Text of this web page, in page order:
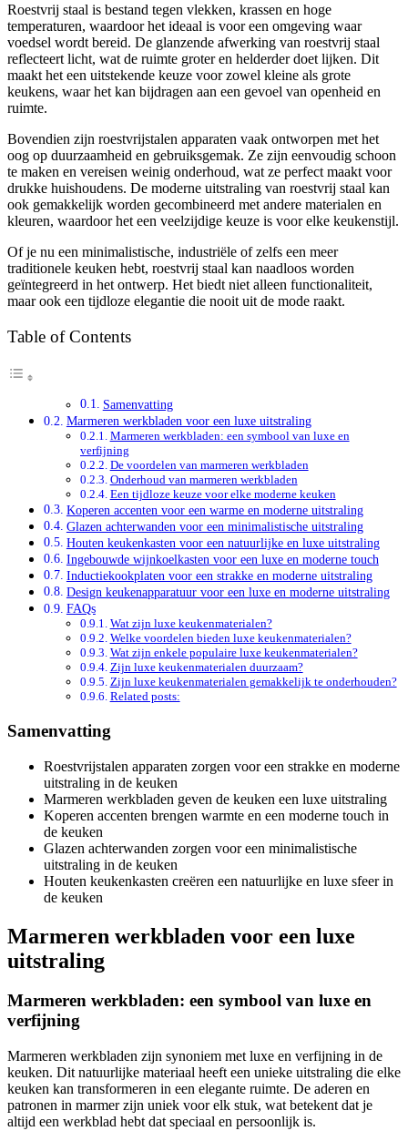
Roestvrij staal is bestand tegen vlekken, krassen en hoge
temperaturen, waardoor het ideaal is voor een omgeving waar
voedsel wordt bereid. De glanzende afwerking van roestvrij staal
reflecteert licht, wat de ruimte groter en helderder doet lijken. Dit
maakt het een uitstekende keuze voor zowel kleine als grote
keukens, waar het kan bijdragen aan een gevoel van openheid en
ruimte.
Bovendien zijn roestvrijstalen apparaten vaak ontworpen met het
oog op duurzaamheid en gebruiksgemak. Ze zijn eenvoudig schoon
te maken en vereisen weinig onderhoud, wat ze perfect maakt voor
drukke huishoudens. De moderne uitstraling van roestvrij staal kan
ook gemakkelijk worden gecombineerd met andere materialen en
kleuren, waardoor het een veelzijdige keuze is voor elke keukenstijl.
Of je nu een minimalistische, industriële of zelfs een meer
traditionele keuken hebt, roestvrij staal kan naadloos worden
geïntegreerd in het ontwerp. Het biedt niet alleen functionaliteit,
maar ook een tijdloze elegantie die nooit uit de mode raakt.
Table of Contents
Samenvatting
Marmeren werkbladen voor een luxe uitstraling
Marmeren werkbladen: een symbool van luxe en
verfijning
De voordelen van marmeren werkbladen
Onderhoud van marmeren werkbladen
Een tijdloze keuze voor elke moderne keuken
Koperen accenten voor een warme en moderne uitstraling
Glazen achterwanden voor een minimalistische uitstraling
Houten keukenkasten voor een natuurlijke en luxe uitstraling
Ingebouwde wijnkoelkasten voor een luxe en moderne touch
Inductiekookplaten voor een strakke en moderne uitstraling
Design keukenapparatuur voor een luxe en moderne uitstraling
FAQs
Wat zijn luxe keukenmaterialen?
Welke voordelen bieden luxe keukenmaterialen?
Wat zijn enkele populaire luxe keukenmaterialen?
Zijn luxe keukenmaterialen duurzaam?
Zijn luxe keukenmaterialen gemakkelijk te onderhouden?
Related posts:
Samenvatting
Roestvrijstalen apparaten zorgen voor een strakke en moderne
uitstraling in de keuken
Marmeren werkbladen geven de keuken een luxe uitstraling
Koperen accenten brengen warmte en een moderne touch in
de keuken
Glazen achterwanden zorgen voor een minimalistische
uitstraling in de keuken
Houten keukenkasten creëren een natuurlijke en luxe sfeer in
de keuken
Marmeren werkbladen voor een luxe
uitstraling
Marmeren werkbladen: een symbool van luxe en
verfijning
Marmeren werkbladen zijn synoniem met luxe en verfijning in de
keuken. Dit natuurlijke materiaal heeft een unieke uitstraling die elke
keuken kan transformeren in een elegante ruimte. De aderen en
patronen in marmer zijn uniek voor elk stuk, wat betekent dat je
altijd een werkblad hebt dat speciaal en persoonlijk is.